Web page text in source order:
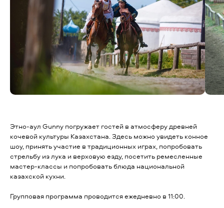
Этно-аул Gunny погружает гостей в атмосферу древней
кочевой культуры Казахстана. Здесь можно увидеть конное
шоу, принять участие в традиционных играх, попробовать
стрельбу из лука и верховую езду, посетить ремесленные
мастер-классы и попробовать блюда национальной
казахской кухни.
Групповая программа проводится ежедневно в 11:00.